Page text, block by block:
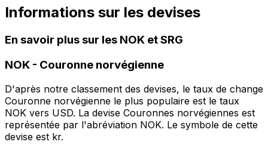
Informations sur les devises
En savoir plus sur les NOK et SRG
NOK - Couronne norvégienne
D'après notre classement des devises, le taux de change
Couronne norvégienne le plus populaire est le taux
NOK vers USD. La devise Couronnes norvégiennes est
représentée par l'abréviation NOK. Le symbole de cette
devise est kr.